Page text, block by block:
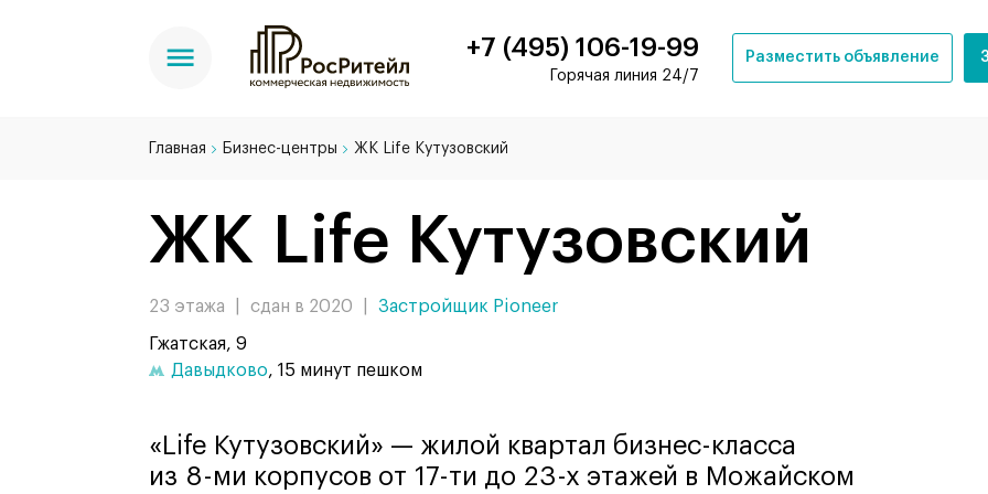
+7 (495) 106-19-99
Горячая линия 24/7
Разместить объявление
Главная Бизнес-центры ЖК Life Кутузовский
ЖК Life Кутузовский
23 этажа сдан в 2020 Застройщик Pioneer
Гжатская, 9
Давыдково, 15 минут пешком
«Life Кутузовский» — жилой квартал бизнес-класса
из 8-ми корпусов от 17-ти до 23-х этажей в Можайском